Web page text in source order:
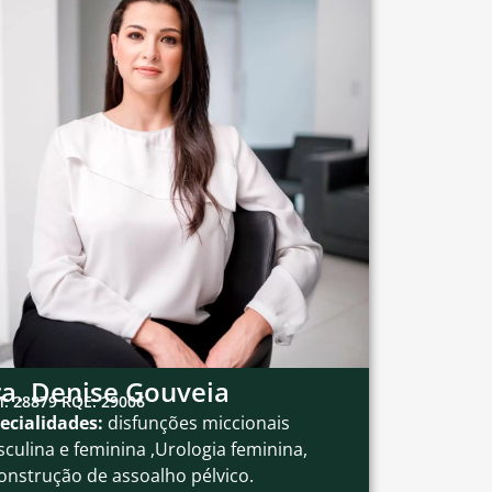
Denise Gouveia
28879 RQE: 29006
disfunções miccionais
e feminina ,Urologia feminina,
de assoalho pélvico.